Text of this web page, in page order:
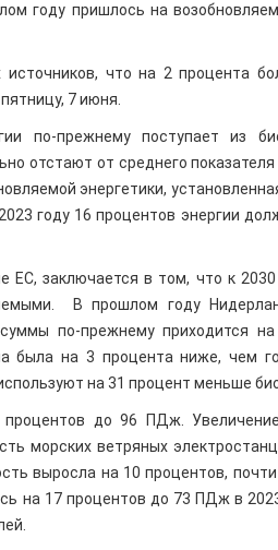
году пришлось на
источников, что на 2 процента
7 июня.
по-прежнему поступает из
отстают от среднего
энергетики,
году 16 процентов энергии
ЕС, заключается в том, что к
В прошлом году
по-прежнему приходится
была на 3 процента ниже, чем
на 31 процент меньше
процентов до 96 ПДж.
морских ветряных
выросла на 10 процентов,
на 17 процентов до 73 ПДж в